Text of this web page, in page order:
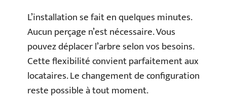
L’installation se fait en quelques minutes.
Aucun perçage n’est nécessaire. Vous
pouvez déplacer l’arbre selon vos besoins.
Cette flexibilité convient parfaitement aux
locataires. Le changement de configuration
reste possible à tout moment.